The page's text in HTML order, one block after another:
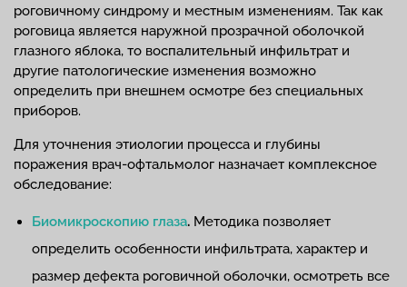
роговичному синдрому и местным изменениям. Так как
роговица является наружной прозрачной оболочкой
глазного яблока, то воспалительный инфильтрат и
другие патологические изменения возможно
определить при внешнем осмотре без специальных
приборов.
Для уточнения этиологии процесса и глубины
поражения врач-офтальмолог назначает комплексное
обследование:
Биомикроскопию глаза. Методика позволяет
определить особенности инфильтрата, характер и
размер дефекта роговичной оболочки, осмотреть все